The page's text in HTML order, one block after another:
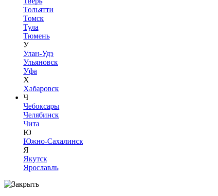
Тольятти
Томск
Тула
Тюмень
У
Улан-Удэ
Ульяновск
Уфа
Х
Хабаровск
Ч
Чебоксары
Челябинск
Чита
Ю
Южно-Сахалинск
Я
Якутск
Ярославль